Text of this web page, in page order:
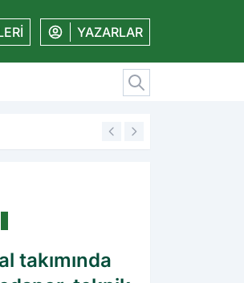
YAZARLAR
19:11 Amedspor'dan
takımında